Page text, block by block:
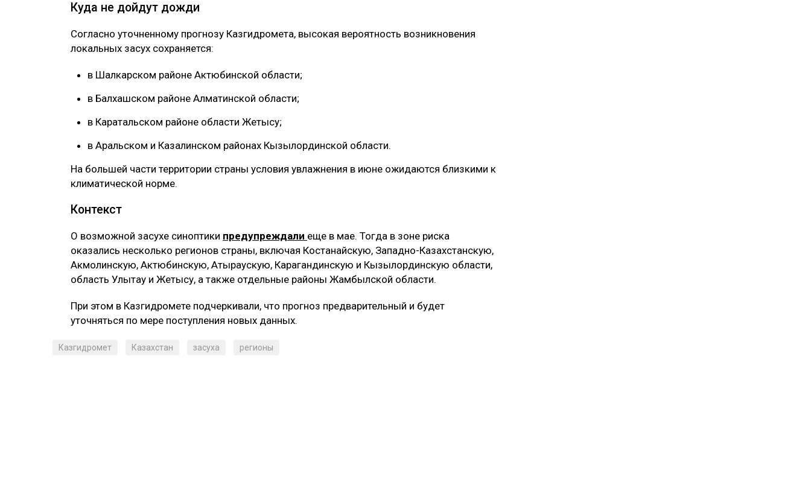
Куда не дойдут дожди
Согласно уточненному прогнозу Казгидромета, высокая вероятность возникновения
локальных засух сохраняется:
в Шалкарском районе Актюбинской области;
в Балхашском районе Алматинской области;
в Каратальском районе области Жетысу;
в Аральском и Казалинском районах Кызылординской области.
На большей части территории страны условия увлажнения в июне ожидаются близкими к
климатической норме.
Контекст
О возможной засухе синоптики предупреждали еще в мае. Тогда в зоне риска
оказались несколько регионов страны, включая Костанайскую, Западно-Казахстанскую,
Акмолинскую, Актюбинскую, Атыраускую, Карагандинскую и Кызылординскую области,
область Улытау и Жетысу, а также отдельные районы Жамбылской области.
При этом в Казгидромете подчеркивали, что прогноз предварительный и будет
уточняться по мере поступления новых данных.
Казгидромет Казахстан засуха регионы